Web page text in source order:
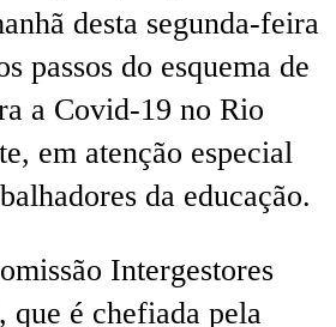
desta segunda-feira
passos do esquema de
a Covid-19 no Rio
em atenção especial
da educação.
Intergestores
é chefiada pela